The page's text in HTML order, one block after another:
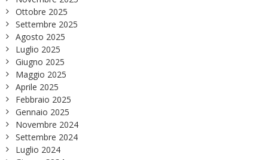
Ottobre 2025
Settembre 2025
Agosto 2025
Luglio 2025
Giugno 2025
Maggio 2025
Aprile 2025
Febbraio 2025
Gennaio 2025
Novembre 2024
Settembre 2024
Luglio 2024